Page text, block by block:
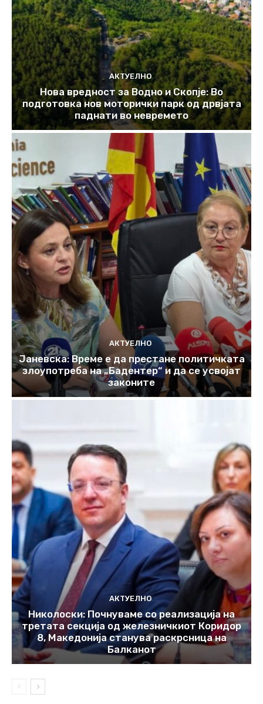
АКТУЕЛНО
Нова вредност за Водно и Скопје: Во
подготовка нов моторички парк од дрвјата
паднати во невремето
АКТУЕЛНО
Јаневска: Време е да престане политичката
злоупотреба на „Бадентер“ и да се усвојат
законите
АКТУЕЛНО
Николоски: Почнуваме со реализација на
третата секција од железничкиот Коридор
8, Македонија станува раскрсница на
Балканот